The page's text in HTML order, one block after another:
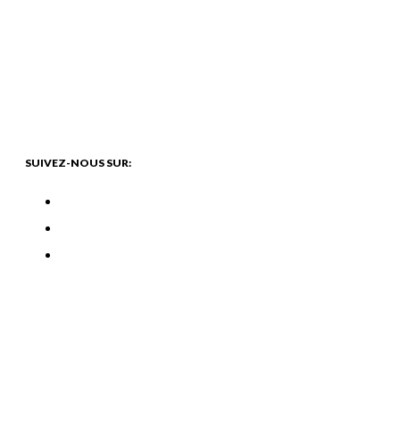
SUIVEZ-NOUS SUR: